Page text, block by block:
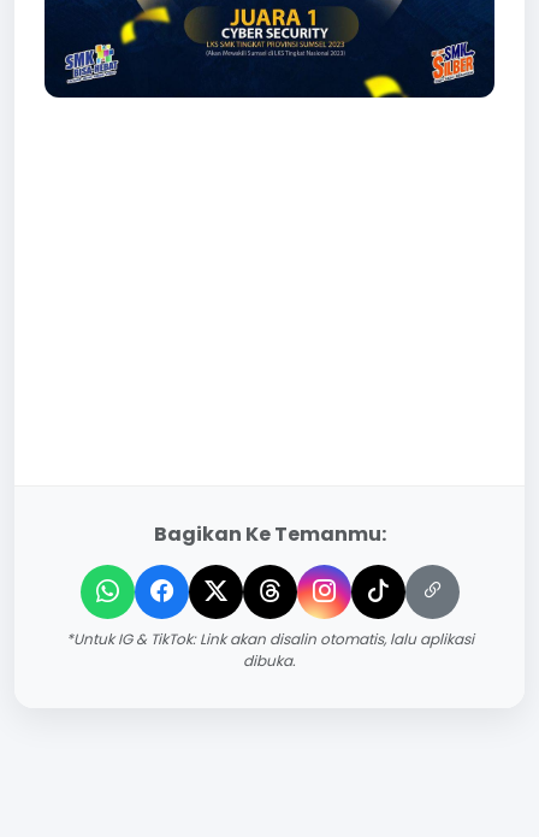
Bagikan Ke Temanmu:
*Untuk IG & TikTok: Link akan disalin otomatis, lalu aplikasi
dibuka.